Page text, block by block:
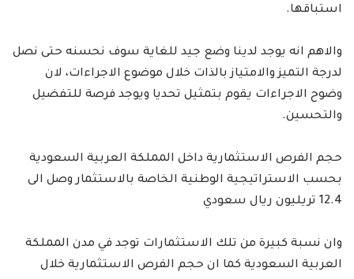
استباقها.
والاهم انه يوجد لدينا وضع جيد للغاية سوف نحسنه حتى نصل
لدرجة التميز والامتياز بالذات خلال موضوع الاجراءات، لان
وضوح الاجراءات يقوم بتمثيل تحديا ويوجد فرصة للتفضيل
والتحسين.
حجم الفرص الاستثمارية داخل المملكة العربية السعودية
بحسب الاستراتيجية الوطنية الخاصة بالاستثمار وصل الى
12.4 تريليون ريال سعودي
وان نسبة كبيرة من تلك الاستثمارات توجد في مدن المملكة
العربية السعودية كما ان حجم الفرص الاستثمارية خلال